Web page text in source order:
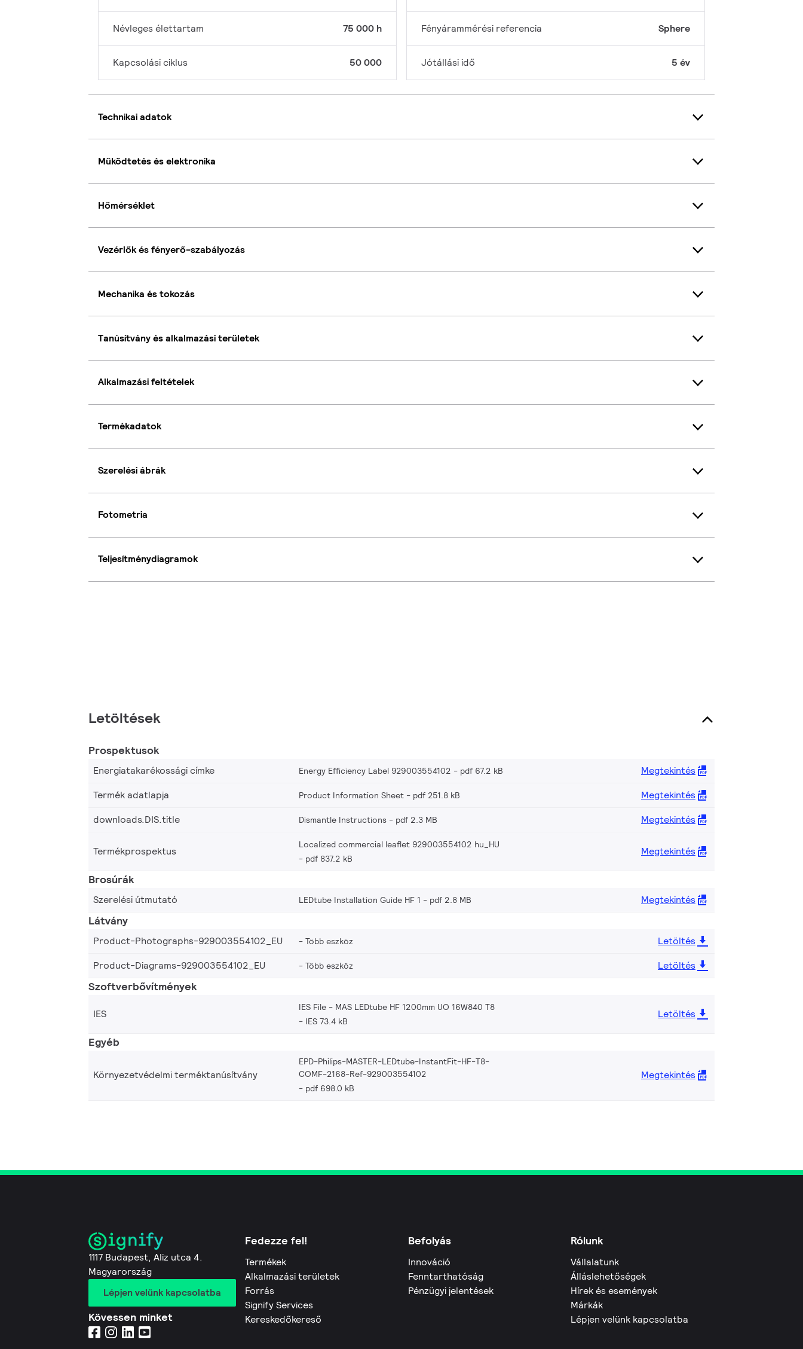
Névleges élettartam 75 000 h
Kapcsolási ciklus 50 000
Fényárammérési referencia Sphere
Jótállási idő 5 év
Technikai adatok
Működtetés és elektronika
Hőmérséklet
Vezérlők és fényerő-szabályozás
Mechanika és tokozás
Tanúsítvány és alkalmazási területek
Alkalmazási feltételek
Termékadatok
Szerelési ábrák
Fotometria
Teljesítménydiagramok
Letöltések
Prospektusok
Energiatakarékossági címke Energy Efficiency Label 929003554102 pdf 67.2 kB
Megtekintés
Termék adatlapja
Product Information Sheet pdf 251.8 kB
Megtekintés
downloads.DIS.title
Dismantle Instructions pdf 2.3 MB Megtekintés
Termékprospektus
Localized commercial leaflet 929003554102 hu_HU
pdf 837.2 kB
Megtekintés
Brosúrák
Szerelési útmutató LEDtube Installation Guide HF 1 pdf 2.8 MB Megtekintés
Látvány
Product-Photographs-929003554102_EU Több eszköz
Letöltés
Product-Diagrams-929003554102_EU
Több eszköz Letöltés
Szoftverbővítmények
IES
IES File - MAS LEDtube HF 1200mm UO 16W840 T8
IES 73.4 kB
Letöltés
Egyéb
Környezetvédelmi terméktanúsítvány
EPD-Philips-MASTER-LEDtube-InstantFit-HF-T8-
COMF-2168-Ref-929003554102
pdf 698.0 kB
Megtekintés
1117 Budapest, Aliz utca 4.
Magyarország
Lépjen velünk kapcsolatba
Kövessen minket
Fedezze fel!
Termékek
Alkalmazási területek
Forrás
Signify Services
Kereskedőkereső
Befolyás
Innováció
Fenntarthatóság
Pénzügyi jelentések
Rólunk
Vállalatunk
Álláslehetőségek
Hírek és események
Márkák
Lépjen velünk kapcsolatba